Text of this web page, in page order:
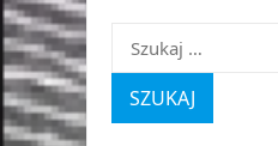
Szukaj: